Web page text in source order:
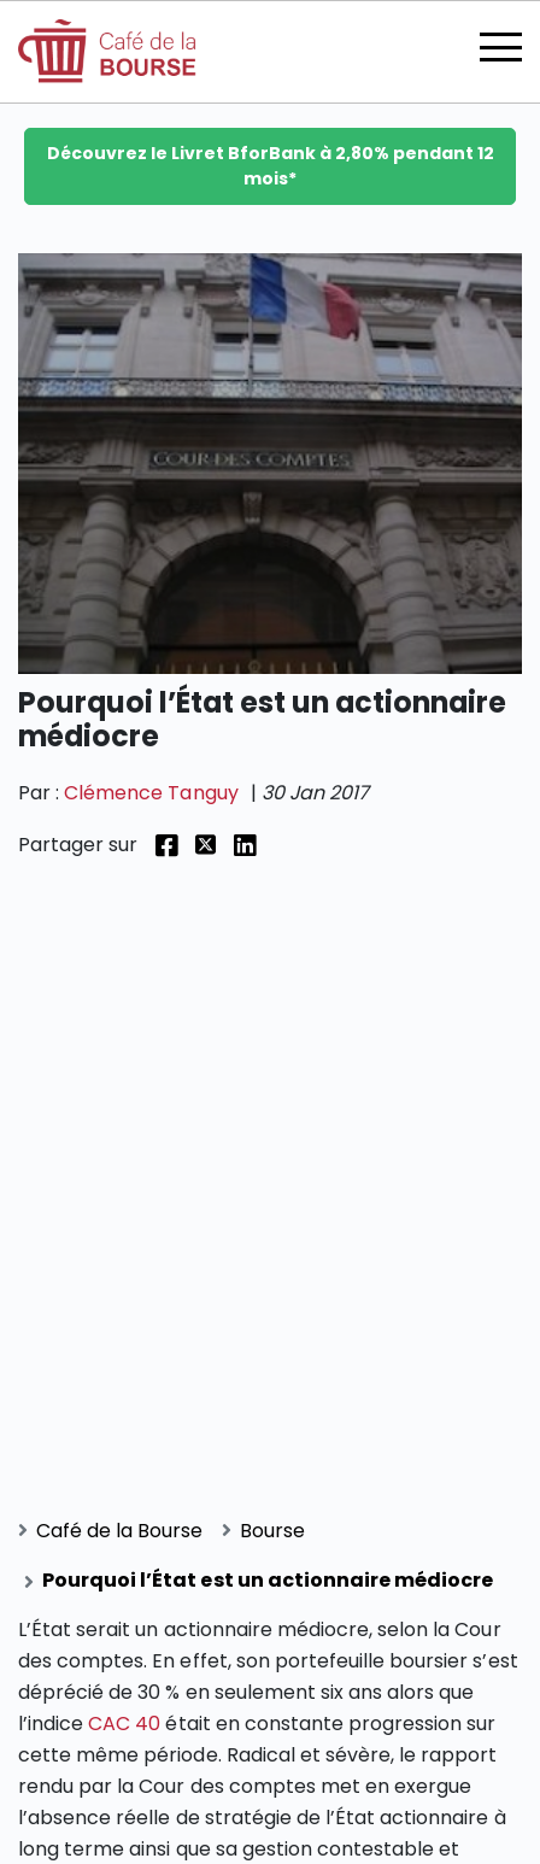
se connecter
devenir membre
CATÉGORIES
SECTIONS
Découvrez le Livret BforBank à 2,80% pendant 12
mois*
Pourquoi l’État est un actionnaire
médiocre
Par :Clémence Tanguy | 30 Jan 2017
Partager sur
Café de la Bourse
Bourse
Pourquoi l’État est un actionnaire médiocre
L’État serait un actionnaire médiocre, selon la Cour
des comptes. En effet, son portefeuille boursier s’est
déprécié de 30 % en seulement six ans alors que
l’indiceCAC 40était en constante progression sur
cette même période. Radical et sévère, le rapport
rendu par la Cour des comptes met en exergue
l’absence réelle de stratégie de l’État actionnaire à
long terme ainsi que sa gestion contestable et